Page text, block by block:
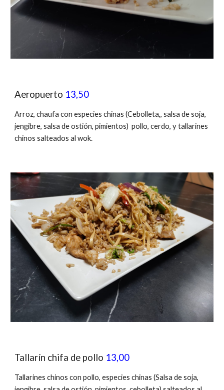
Aeropuerto 13,50
Arroz, chaufa con especies chinas (Cebolleta,, salsa de soja,
jengibre, salsa de ostión, pimientos) pollo, cerdo, y tallarines
chinos salteados al wok.
Tallarín chifa de pollo 13,00
Tallarines chinos con pollo, especies chinas (Salsa de soja,